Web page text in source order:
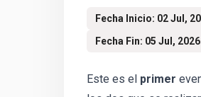
Fecha Inicio: 02 Jul,
Fecha Fin: 05 Jul, 2026
Este es el primer